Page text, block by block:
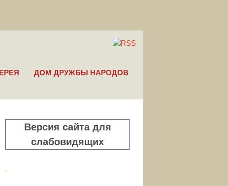
ДОМ ДРУЖБЫ НАРОДОВ
Версия сайта для
слабовидящих